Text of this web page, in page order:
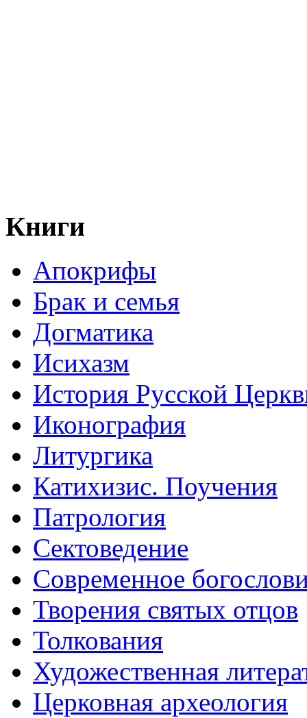
Книги
Апокрифы
Брак и семья
Догматика
Исихазм
История Русской
Иконография
Литургика
Катихизис. Поучения
Патрология
Сектоведение
Современное
Творения святых отцов
Толкования
Художественная
Церковная археология